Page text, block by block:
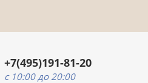
+7(495)191-81-20
c 10:00 до 20:00